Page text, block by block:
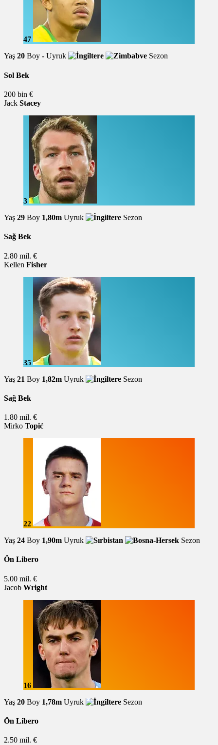
47
Yaş 20 Boy - Uyruk Sezon
Sol Bek
200 bin €
Jack Stacey
3
Yaş 29 Boy 1,80m Uyruk Sezon
Sağ Bek
2.80 mil. €
Kellen Fisher
35
Yaş 21 Boy 1,82m Uyruk Sezon
Sağ Bek
1.80 mil. €
Mirko Topić
22
Yaş 24 Boy 1,90m Uyruk Sezon
Ön Libero
5.00 mil. €
Jacob Wright
16
Yaş 20 Boy 1,78m Uyruk Sezon
Ön Libero
2.50 mil. €